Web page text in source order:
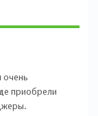
очень
приобрели